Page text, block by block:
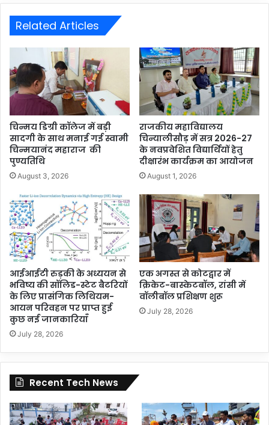
Related Articles
चिन्मय डिग्री कॉलेज में बड़ी
सादगी के साथ मनाई गई स्वामी
चिन्मयानंद महाराज की
पुण्यतिथि
August 3, 2026
राजकीय महाविद्यालय
चिन्यालीसौड़ में सत्र 2026-27
के नवप्रवेशित विद्यार्थियों हेतु
दीक्षारंभ कार्यक्रम का आयोजन
August 1, 2026
आईआईटी रुड़की के अध्ययन से
भविष्य की सॉलिड-स्टेट बैटरियों
के लिए प्रासंगिक लिथियम-
आयन परिवहन पर प्राप्त हुई
कुछ नई जानकारियाँ
July 28, 2026
एक अगस्त से कोटद्वार में
क्रिकेट-बास्केटबॉल, रांसी में
वॉलीबॉल प्रशिक्षण शुरू
July 28, 2026
Recent Tech News